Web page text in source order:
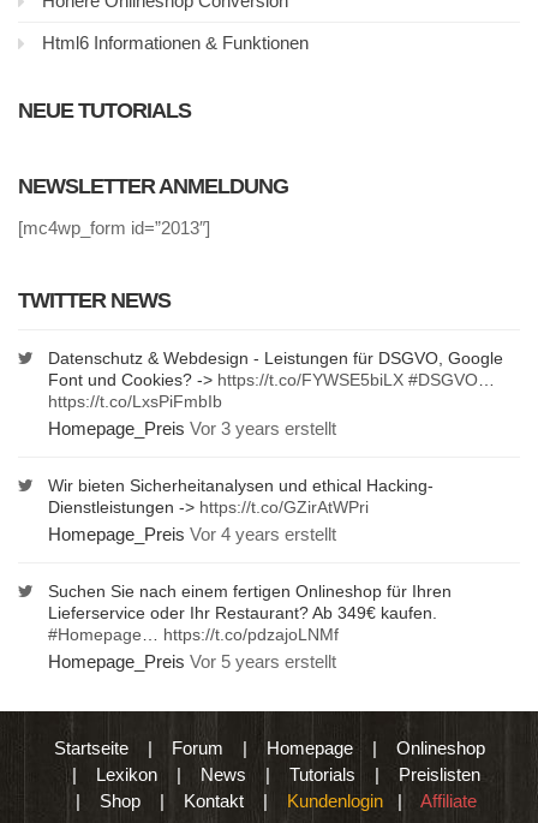
Html6 Informationen & Funktionen
NEUE TUTORIALS
NEWSLETTER ANMELDUNG
[mc4wp_form id=”2013″]
TWITTER NEWS
Datenschutz & Webdesign - Leistungen für DSGVO, Google
Font und Cookies? -> https://t.co/FYWSE5biLX #DSGVO
https://t.co/LxsPiFmbIb
Homepage_Preis Vor 3 years erstellt
Wir bieten Sicherheitanalysen und ethical Hacking-
Dienstleistungen -> https://t.co/GZirAtWPri
Homepage_Preis Vor 4 years erstellt
Suchen Sie nach einem fertigen Onlineshop für Ihren
Lieferservice oder Ihr Restaurant? Ab 349€ kaufen.
#Homepage
https://t.co/pdzajoLNMf
Homepage_Preis Vor 5 years erstellt
Startseite| Forum | Homepage| Onlineshop
| Lexikon | News | Tutorials | Preislisten
| Shop | Kontakt | Kundenlogin | Affiliate